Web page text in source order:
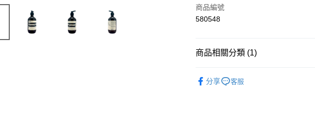
信用卡
商品編號
580548
商品相關分類 (1)
分享
客服